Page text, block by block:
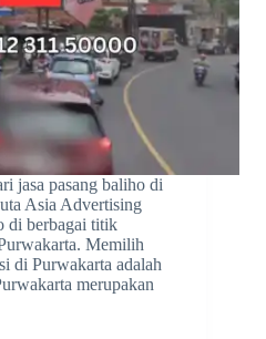
jasa pasang baliho di
Asia Advertising
di berbagai titik
Memilih
di Purwakarta adalah
merupakan